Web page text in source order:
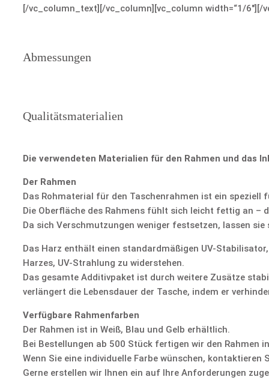
[/vc_column_text][/vc_column][vc_column width=“1/6″][/
Abmessungen
Qualitätsmaterialien
Die verwendeten Materialien für den Rahmen und das
Der Rahmen
Das Rohmaterial für den Taschenrahmen ist ein
Die Oberfläche des Rahmens fühlt sich leicht fettig an
Da sich Verschmutzungen weniger festsetzen, lassen
Das Harz enthält einen standardmäßigen UV-
Harzes, UV-Strahlung zu widerstehen.
Das gesamte Additivpaket ist durch weitere Zusätze
verlängert die Lebensdauer der Tasche, indem er
Verfügbare Rahmenfarben
Der Rahmen ist in Weiß, Blau und Gelb erhältlich.
Bei Bestellungen ab 500 Stück fertigen wir den Rahmen
Wenn Sie eine individuelle Farbe wünschen, kontaktieren
Gerne erstellen wir Ihnen ein auf Ihre Anforderungen